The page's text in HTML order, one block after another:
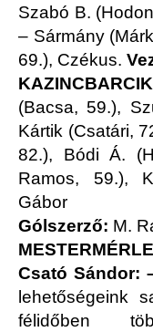
Szabó B.
– Sármány
69.), Czékus.
(Bacsa, 59.),
Kártik (Csatári,
82.), Bódi Á.
Ramos, 59.),
Gábor
Gólszerző: M.
Csató Sándor:
lehetőségeink
félidőben